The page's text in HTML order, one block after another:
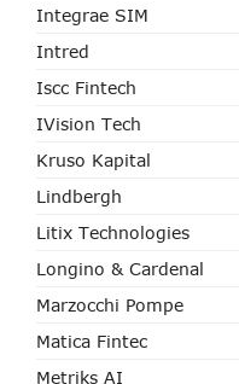
Integrae SIM
Intred
Iscc Fintech
IVision Tech
Kruso Kapital
Lindbergh
Litix Technologies
Longino & Cardenal
Marzocchi Pompe
Matica Fintec
Metriks AI